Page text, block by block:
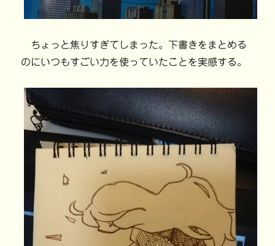
ちょっと焦りすぎてしまった。下書きをまとめる
のにいつもすごい力を使っていたことを実感する。